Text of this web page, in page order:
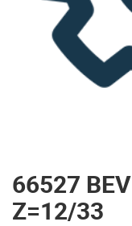
66527
Z=12/33